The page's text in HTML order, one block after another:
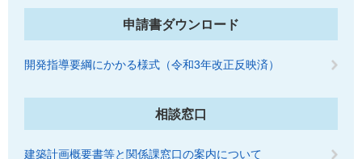
申請書ダウンロード
開発指導要綱にかかる様式（令和3年改正反映済）
相談窓口
建築計画概要書等と関係課窓口の案内について